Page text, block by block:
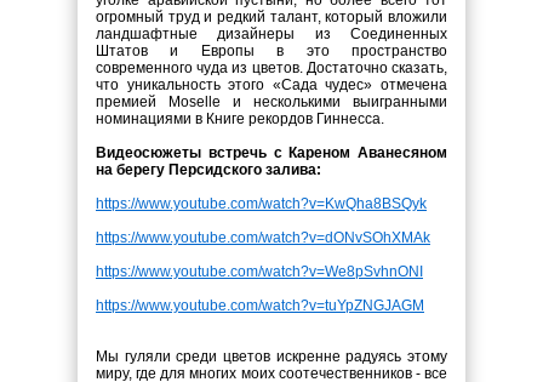
огромный труд и редкий талант, который вложили
ландшафтные дизайнеры из Соединенных
Штатов и Европы в это пространство
современного чуда из цветов. Достаточно сказать,
что уникальность этого «Сада чудес» отмечена
премией Moselle и несколькими выигранными
номинациями в Книге рекордов Гиннесса.
Видеосюжеты встречь с Кареном Аванесяном
на берегу Персидского залива:
https://www.youtube.com/watch?v=KwQha8BSQyk
https://www.youtube.com/watch?v=dONvSOhXMAk
https://www.youtube.com/watch?v=We8pSvhnONI
https://www.youtube.com/watch?v=tuYpZNGJAGM
Мы гуляли среди цветов искренне радуясь этому
миру, где для многих моих соотечественников - все